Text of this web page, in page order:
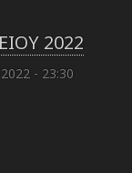
2022
- 23:30